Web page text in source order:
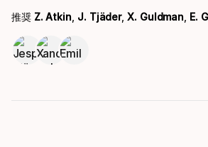
推奨 Z. Atkin J. Tjäder,X. Guldman E.